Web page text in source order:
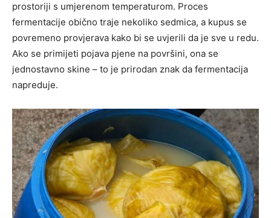
prostoriji s umjerenom temperaturom. Proces
fermentacije obično traje nekoliko sedmica, a kupus se
povremeno provjerava kako bi se uvjerili da je sve u redu.
Ako se primijeti pojava pjene na površini, ona se
jednostavno skine – to je prirodan znak da fermentacija
napreduje.